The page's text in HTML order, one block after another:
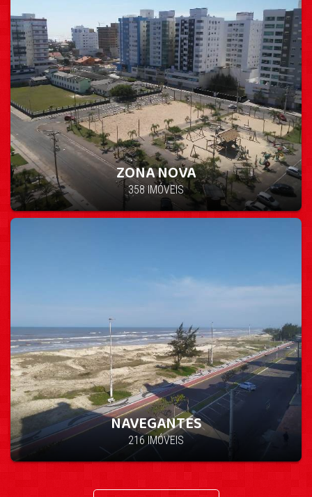
ZONA NOVA
358 IMÓVEIS
NAVEGANTES
216 IMÓVEIS